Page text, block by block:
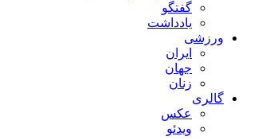
گفتگو
یادداشت
ورزشی
ایران
جهان
زنان
گالری
عکس
ویدئو